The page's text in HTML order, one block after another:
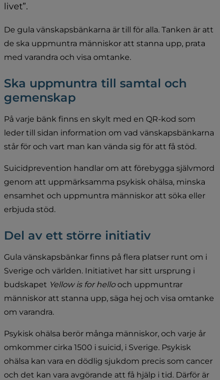
livet”.
De gula vänskapsbänkarna är till för alla. Tanken är att
de ska uppmuntra människor att stanna upp, prata
med varandra och visa omtanke.
Ska uppmuntra till samtal och
gemenskap
På varje bänk finns en skylt med en QR-kod som
leder till sidan information om vad vänskapsbänkarna
står för och vart man kan vända sig för att få stöd.
Suicidprevention handlar om att förebygga självmord
genom att uppmärksamma psykisk ohälsa, minska
ensamhet och uppmuntra människor att söka eller
erbjuda stöd.
Del av ett större initiativ
Gula vänskapsbänkar finns på flera platser runt om i
Sverige och världen. Initiativet har sitt ursprung i
budskapet Yellow is for hello och uppmuntrar
människor att stanna upp, säga hej och visa omtanke
om varandra.
Psykisk ohälsa berör många människor, och varje år
omkommer cirka 1500 i suicid, i Sverige. Psykisk
ohälsa kan vara en dödlig sjukdom precis som cancer
och det kan vara avgörande att få hjälp i tid. Därför är